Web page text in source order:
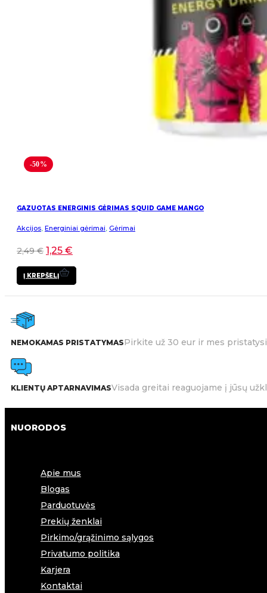
-50%
GAZUOTAS ENERGINIS GĖRIMAS SQUID GAME MANGO
Akcijos, Energiniai gėrimai, Gėrimai
2,49€ 1,25 €
Į KREPŠELĮ
NEMOKAMAS PRISTATYMASPirkite už 30 eur ir mes
KLIENTŲ APTARNAVIMASVisada greitai reaguojame į jūsų
NUORODOS
Apie mus
Blogas
Parduotuvės
Prekių ženklai
Pirkimo/grąžinimo sąlygos
Privatumo politika
Karjera
Kontaktai